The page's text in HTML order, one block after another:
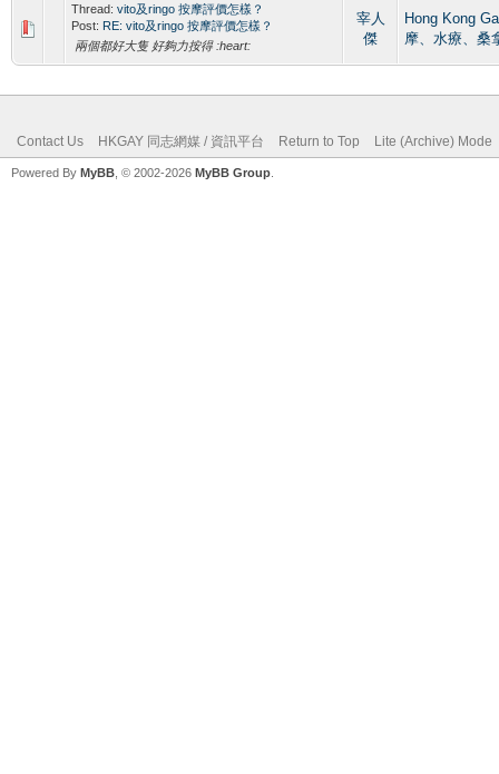
Thread: vito及ringo 按摩評價怎樣？
Post: RE: vito及ringo 按摩評價怎樣？
兩個都好大隻 好夠力按得 :heart:
宰人
傑
Hong Kong
摩、水療、桑
Contact Us HKGAY 同志網媒 / 資訊平台 Return to Top Lite (Archive) Mode
Powered By MyBB , © 2002-2026 MyBB Group